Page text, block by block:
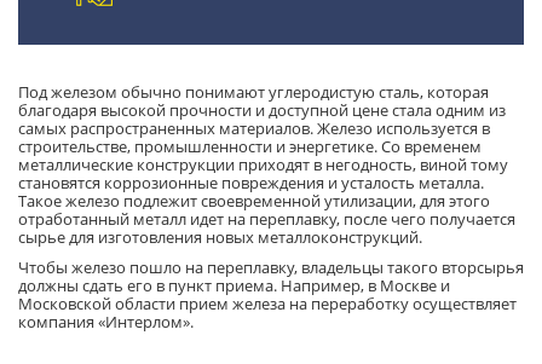
Под железом обычно понимают углеродистую сталь, которая
благодаря высокой прочности и доступной цене стала одним из
самых распространенных материалов. Железо используется в
строительстве, промышленности и энергетике. Со временем
металлические конструкции приходят в негодность, виной тому
становятся коррозионные повреждения и усталость металла.
Такое железо подлежит своевременной утилизации, для этого
отработанный металл идет на переплавку, после чего получается
сырье для изготовления новых металлоконструкций.
Чтобы железо пошло на переплавку, владельцы такого вторсырья
должны сдать его в пункт приема. Например, в Москве и
Московской области прием железа на переработку осуществляет
компания «Интерлом».